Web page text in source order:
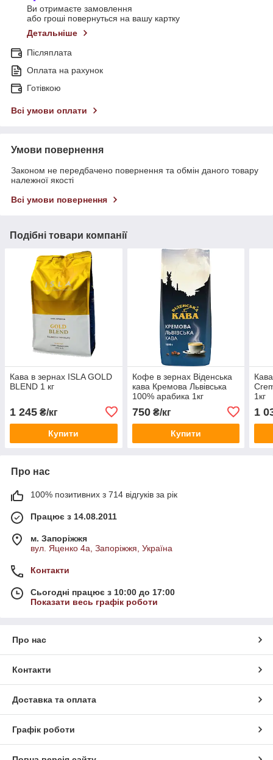
Ви отримаєте замовлення
або гроші повернуться на вашу картку
Детальніше
Післяплата
Оплата на рахунок
Готівкою
Всі умови оплати
Умови повернення
Законом не передбачено повернення та обмін даного товару
належної якості
Всі умови повернення
Подібні товари компанії
Кава в зернах ISLA GOLD
BLEND 1 кг
1 245 ₴/кг
Купити
Кофе в зернах Віденська
кава Кремова Львівська
100% арабика 1кг
750₴/кг
Купити
1кг
1
Про нас
100% позитивних з 714 відгуків за рік
Працює з 14.08.2011
м. Запоріжжя
вул. Яценко 4а, Запоріжжя, Україна
Контакти
Сьогодні працює з 10:00 до 17:00
Показати весь графік роботи
Про нас
Контакти
Доставка та оплата
Графік роботи